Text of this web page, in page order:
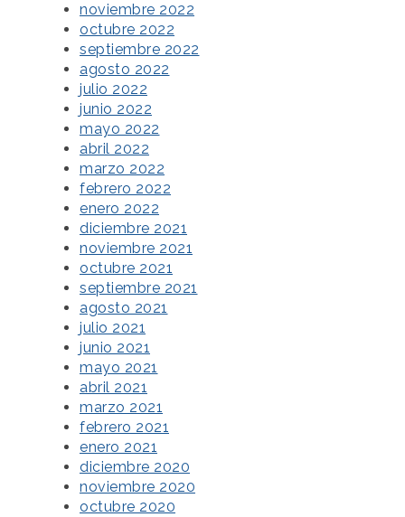
noviembre 2022
octubre 2022
septiembre 2022
agosto 2022
julio 2022
junio 2022
mayo 2022
abril 2022
marzo 2022
febrero 2022
enero 2022
diciembre 2021
noviembre 2021
octubre 2021
septiembre 2021
agosto 2021
julio 2021
junio 2021
mayo 2021
abril 2021
marzo 2021
febrero 2021
enero 2021
diciembre 2020
noviembre 2020
octubre 2020